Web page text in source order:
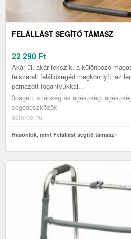
FELÁLLÁST SEGÍTŐ TÁMASZ
22 290 Ft
Akár ül, akár fekszik, a különböző
felszerelt felállósegéd megkönnyíti az
párnázott fogantyúkkal...
3pagen, szépség és egészség,
segédeszközök
astoreo.hu
Hasonlók, mint Felállást segítő támasz